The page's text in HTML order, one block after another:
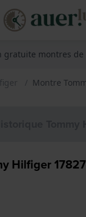
gratuite montres de
Montre
Hilfiger